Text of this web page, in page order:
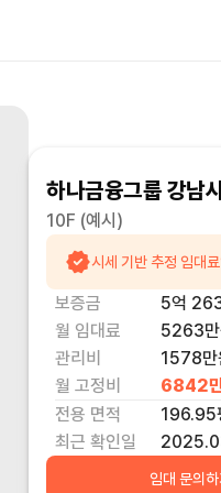
하나금융그룹 강남
10F (예시)
시세 기반 추정 임대
보증금 5억
월 임대료
5263만
관리비
1578만
월 고정비
6842
전용 면적
196.95
최근 확인일
임대 문의하